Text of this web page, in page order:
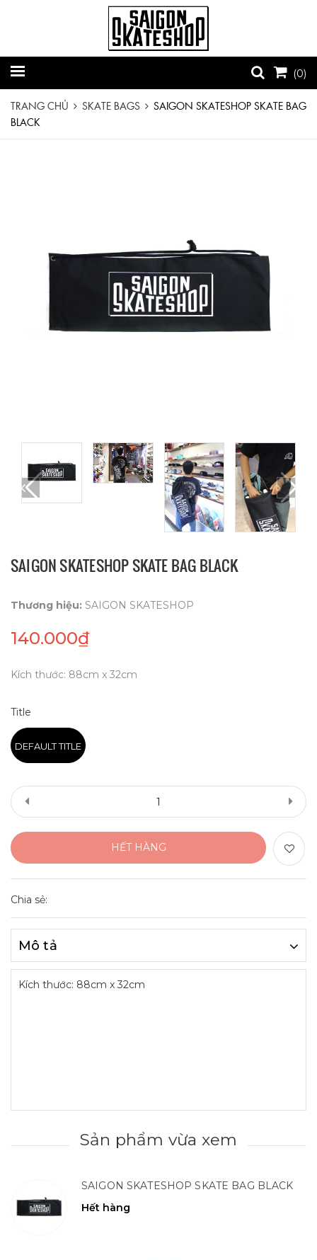
(0)
TRANG CHỦ SKATE BAGS
SAIGON SKATESHOP SKATE BAG
BLACK
SAIGON SKATESHOP SKATE BAG BLACK
Thương hiệu: SAIGON SKATESHOP
140.000₫
Kích thước: 88cm x 32cm
Title
DEFAULT TITLE
HẾT HÀNG
Chia sẻ:
Mô tả
Kích thước: 88cm x 32cm
Sản phẩm vừa xem
SAIGON SKATESHOP SKATE BAG BLACK
Hết hàng